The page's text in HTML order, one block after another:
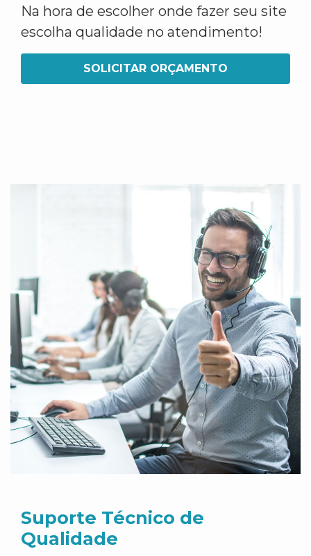
Na hora de escolher onde fazer seu site
escolha qualidade no atendimento!
SOLICITAR ORÇAMENTO
Suporte Técnico de
Qualidade